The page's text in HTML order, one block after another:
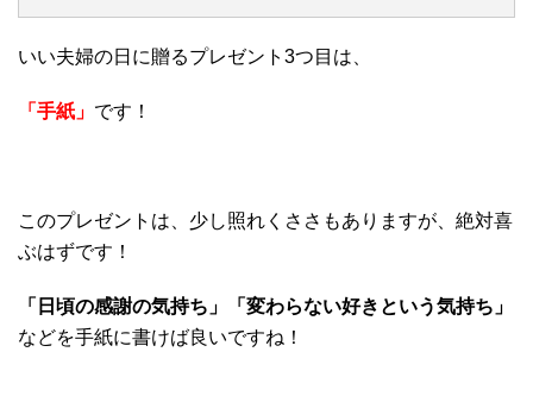
いい夫婦の日に贈るプレゼント3つ目は、
「手紙」 です！
このプレゼントは、少し照れくささもありますが、絶対喜
ぶはずです！
「日頃の感謝の気持ち」「変わらない好きという気持ち」
などを手紙に書けば良いですね！